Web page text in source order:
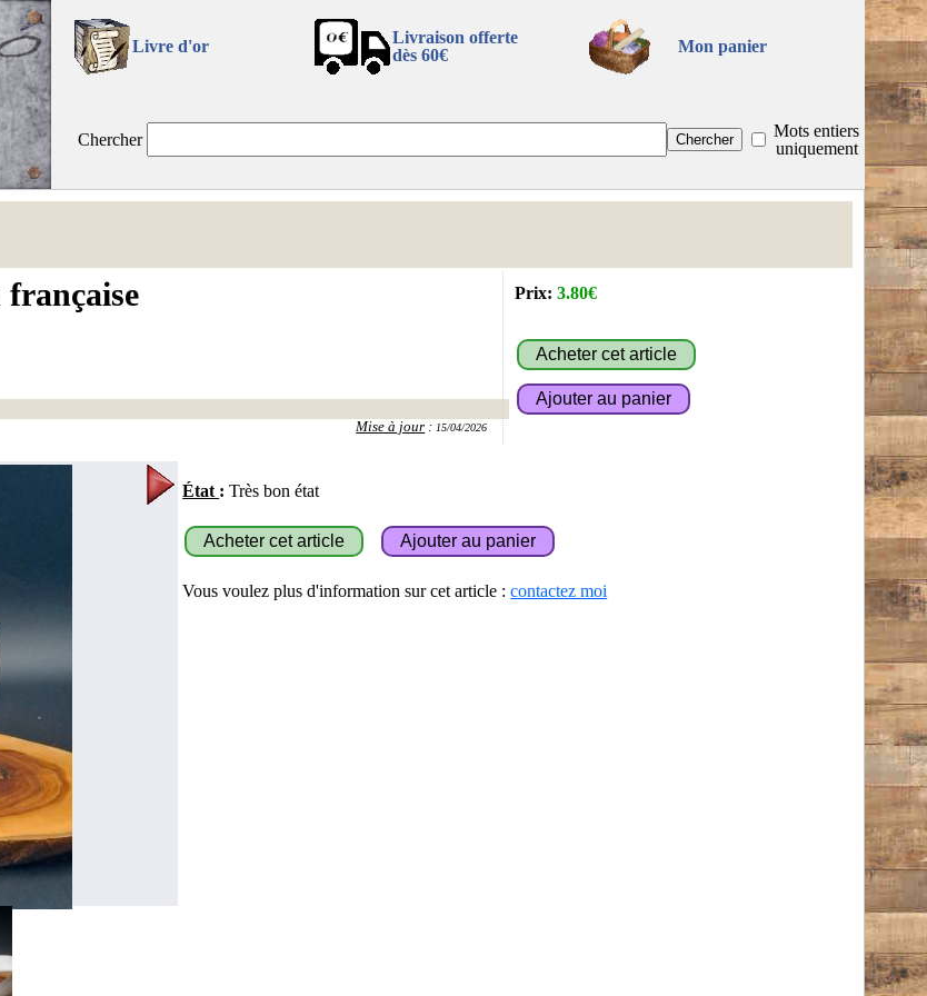
Livre d'or
Livraison offerte
dès 60€
Mon panier
Chercher
Mots entiers
uniquement
Mise à jour :15/04/2026
Prix: 3.80€
État : Très bon état
Vous voulez plus d'information sur cet article :contactez moi